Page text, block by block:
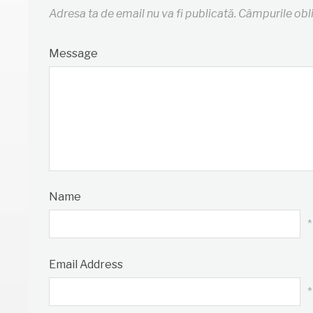
Adresa ta de email nu va fi publicată. Câmpurile
Message
Name
*
Email Address
*